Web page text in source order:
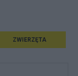
ZWIERZĘTA